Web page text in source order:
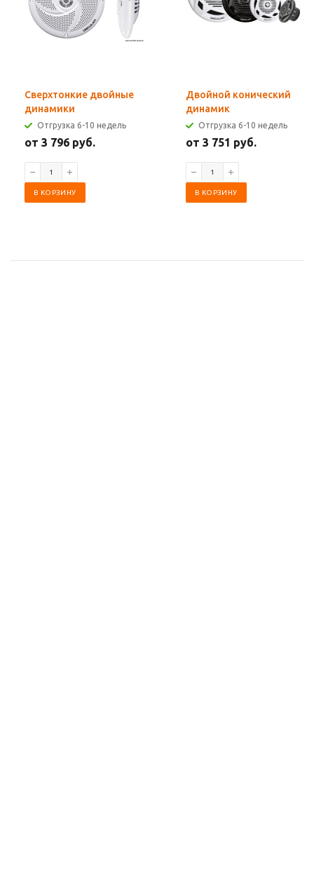
Сверхтонкие двойные
динамики
Отгрузка 6-10 недель
от 3 796 руб.
В КОРЗИНУ
Двойной конический
динамик
Отгрузка 6-10 недель
от 3 751 руб.
В КОРЗИНУ